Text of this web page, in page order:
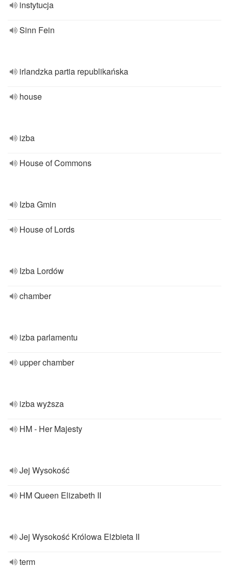
instytucja
Sinn Fein
irlandzka partia republikańska
house
izba
House of Commons
Izba Gmin
House of Lords
Izba Lordów
chamber
izba parlamentu
upper chamber
izba wyższa
HM - Her Majesty
Jej Wysokość
HM Queen Elizabeth II
Jej Wysokość Królowa Elżbieta II
term